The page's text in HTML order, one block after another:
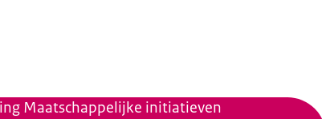
Maatschappelijke initiatieven